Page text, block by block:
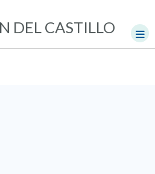
DEL CASTILLO